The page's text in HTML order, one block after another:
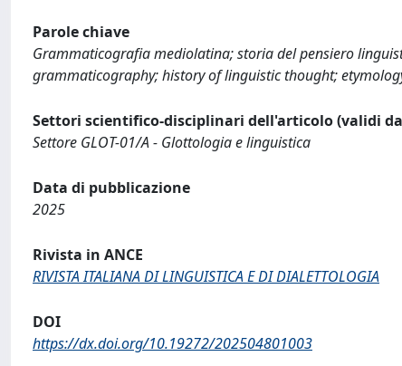
Parole chiave
Grammaticografia mediolatina; storia del pensiero
grammaticography; history of linguistic thought;
Settori scientifico-disciplinari dell'articolo (validi
Settore GLOT-01/A - Glottologia e linguistica
Data di pubblicazione
2025
Rivista in ANCE
RIVISTA ITALIANA DI LINGUISTICA E DI DIALETTOLOGIA
DOI
https://dx.doi.org/10.19272/202504801003